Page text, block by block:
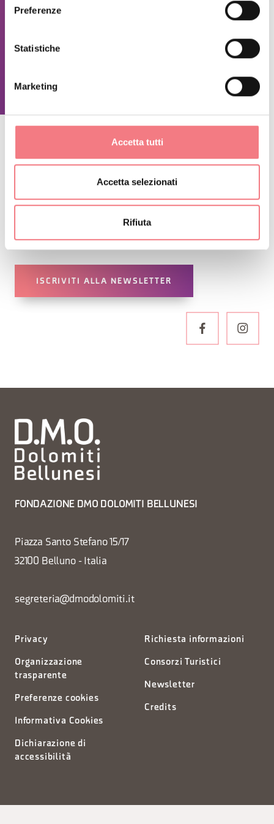
Preferenze
Statistiche
Marketing
Accetta tutti
Accetta selezionati
Rifiuta
Chiuso d'inverno.
RESTA IN CONTATTO
Iscriviti alla newsletter delle Dolomiti Bellunesi!
Riceverai notizie, informazioni, itinerari, idee e
consigli per la tua vacanza in ogni stagione.
ISCRIVITI ALLA NEWSLETTER
FONDAZIONE DMO DOLOMITI BELLUNESI
Piazza Santo Stefano 15/17
32100 Belluno - Italia
segreteria@dmodolomiti.it
Privacy
Organizzazione
trasparente
Preferenze cookies
Informativa Cookies
Dichiarazione di
accessibilità
Richiesta informazioni
Consorzi Turistici
Newsletter
Credits